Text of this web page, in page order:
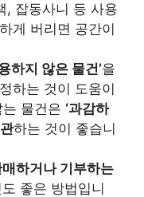
, 잡동사니 등 사용
게 버리면 공간이
하지 않은 물건’을
하는 것이 도움이
물건은 ‘과감하
하는 것이 좋습니
매하거나 기부하는
좋은 방법입니